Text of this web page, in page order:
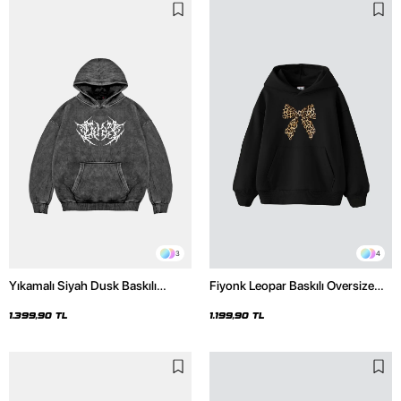
3
Yıkamalı Siyah Dusk Baskılı
1.399,90 TL
4
Fiyonk Leopar Baskılı Oversize
1.199,90 TL